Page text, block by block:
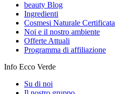
beauty Blog
Ingredienti
Cosmesi Naturale Certificata
Noi e il nostro ambiente
Offerte Attuali
Programma di affiliazione
Info Ecco Verde
Su di noi